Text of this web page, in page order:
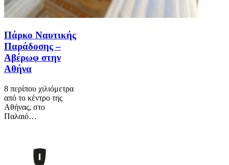
Πάρκο Ναυτικής
Παράδοσης –
Αβέρωφ στην
Αθήνα
8 περίπου χιλιόμετρα
από το κέντρο της
Αθήνας, στο
Παλαιό…